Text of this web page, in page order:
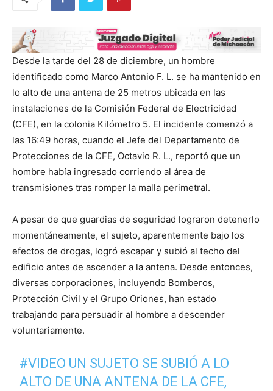
Desde la tarde del 28 de diciembre, un hombre
identificado como Marco Antonio F. L. se ha mantenido en
lo alto de una antena de 25 metros ubicada en las
instalaciones de la Comisión Federal de Electricidad
(CFE), en la colonia Kilómetro 5. El incidente comenzó a
las 16:49 horas, cuando el Jefe del Departamento de
Protecciones de la CFE, Octavio R. L., reportó que un
hombre había ingresado corriendo al área de
transmisiones tras romper la malla perimetral.
A pesar de que guardias de seguridad lograron detenerlo
momentáneamente, el sujeto, aparentemente bajo los
efectos de drogas, logró escapar y subió al techo del
edificio antes de ascender a la antena. Desde entonces,
diversas corporaciones, incluyendo Bomberos,
Protección Civil y el Grupo Oriones, han estado
trabajando para persuadir al hombre a descender
voluntariamente.
#VIDEO UN SUJETO SE SUBIÓ A LO
ALTO DE UNA ANTENA DE LA CFE,